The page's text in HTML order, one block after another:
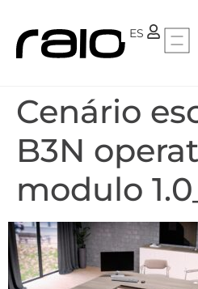
ES
PT
Cenário
B3N
modulo